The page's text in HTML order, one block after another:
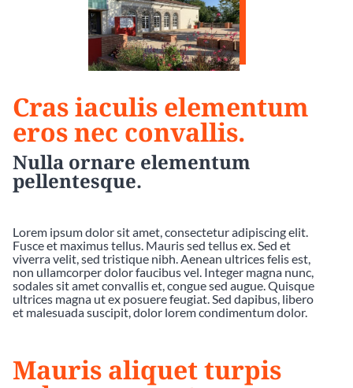
Cras iaculis elementum
eros nec convallis.
Nulla ornare elementum
pellentesque.
Lorem ipsum dolor sit amet, consectetur adipiscing elit.
Fusce et maximus tellus. Mauris sed tellus ex. Sed et
viverra velit, sed tristique nibh. Aenean ultrices felis est,
non ullamcorper dolor faucibus vel. Integer magna nunc,
sodales sit amet convallis et, congue sed augue. Quisque
ultrices magna ut ex posuere feugiat. Sed dapibus, libero
et malesuada suscipit, dolor lorem condimentum dolor.
Mauris aliquet turpis